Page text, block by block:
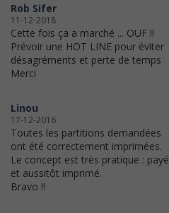
Rob Sifer
11-12-2018
Cette fois ça a marché ... OUF !!
Prévoir une HOT LINE pour éviter
désagréments et perte de temps
Merci
Linou
17-12-2016
Toutes les partitions demandées
ont été correctement imprimées.
Le concept est très pratique : payé
et aussitôt imprimé.
Bravo !!